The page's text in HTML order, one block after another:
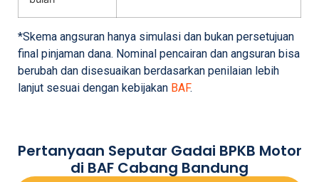
*Skema angsuran hanya simulasi dan bukan persetujuan
final pinjaman dana. Nominal pencairan dan angsuran bisa
berubah dan disesuaikan berdasarkan penilaian lebih
lanjut sesuai dengan kebijakan BAF.
Pertanyaan Seputar Gadai BPKB Motor
di BAF Cabang Bandung